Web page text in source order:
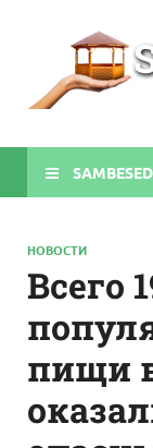
НОВОСТИ
Всего
пищи